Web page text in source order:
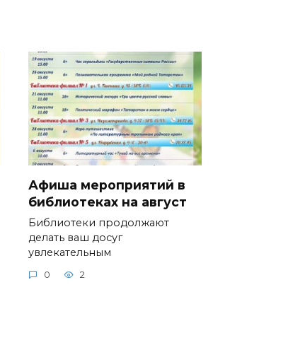
Афиша мероприятий в
библиотеках на август
Библиотеки продолжают
делать ваш досуг
увлекательным
0 2